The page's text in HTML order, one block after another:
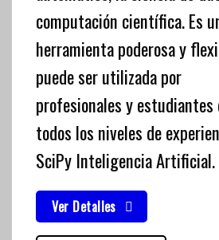
computación científica. Es
herramienta poderosa y
puede ser utilizada por
profesionales y estudiantes
todos los niveles de
SciPy Inteligencia Artificial.
Ver Detalles